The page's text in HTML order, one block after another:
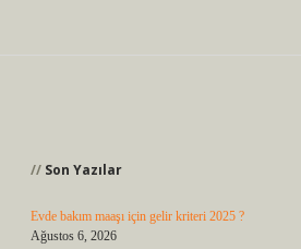
Son Yazılar
Evde bakım maaşı için gelir kriteri 2025 ?
Ağustos 6, 2026